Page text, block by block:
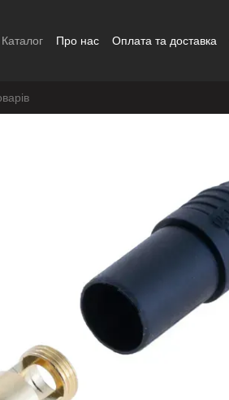
Каталог Про нас Оплата та доставка